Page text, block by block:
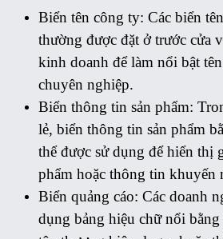
Biển tên công ty: Các biển
thường được đặt ở trước cửa
kinh doanh để làm nổi bật
chuyên nghiệp.
Biển thông tin sản phẩm:
lẻ, biển thông tin sản phẩm
thể được sử dụng để hiển thị
phẩm hoặc thông tin khuyến
Biển quảng cáo: Các doanh
dụng bảng hiệu chữ nổi